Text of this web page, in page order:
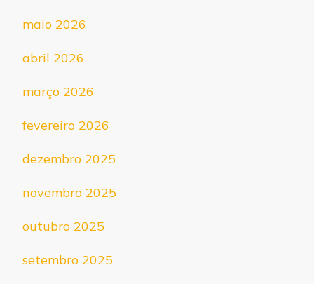
maio 2026
abril 2026
março 2026
fevereiro 2026
dezembro 2025
novembro 2025
outubro 2025
setembro 2025